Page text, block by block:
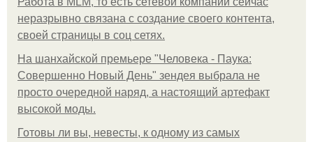
неразрывно связана с создание своего контента,
своей страницы в соц сетях.
На шанхайской премьере "Человека - Паука:
Совершенно Новый День" зендея выбрала не
просто очередной наряд, а настоящий артефакт
высокой моды.
Готовы ли вы, невесты, к одному из самых